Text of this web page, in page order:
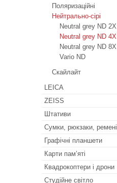
Поляризаційні
Нейтрально-сірі
Neutral grey ND 2X
Neutral grey ND 4X
Neutral grey ND 8X
Vario ND
Скайлайт
LEICA
ZEISS
Штативи
Сумки, рюкзаки, ремені
Графічні планшети
Карти пам’яті
Квадрокоптери і дрони
Студійне світло